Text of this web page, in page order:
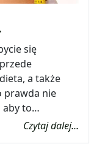
się
a także
prawda nie
aby to…
Czytaj dalej...